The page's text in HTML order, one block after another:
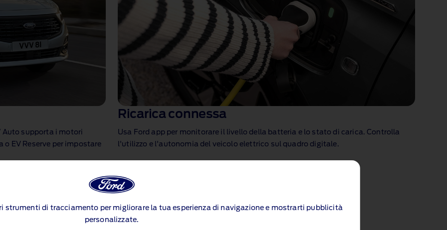
strumenti di tracciamento per migliorare la tua esperienza di navigazione e mostrarti pubblicità
personalizzate.
Auto supporta i motori
EV Reserve per impostare
Ricarica connessa
Usa Ford app per monitorare il livello della batteria e lo stato di carica. Controlla
l'utilizzo e l'autonomia del veicolo elettrico sul quadro digitale.